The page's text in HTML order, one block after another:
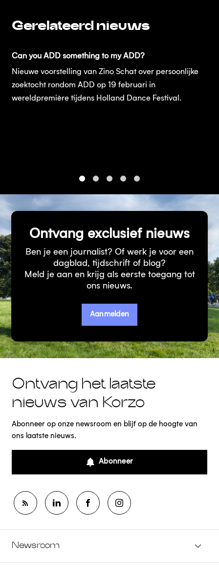
Gerelateerd nieuws
Can you ADD something to my ADD?
Nieuwe voorstelling van Zino Schat over persoonlijke
zoektocht rondom ADD op 19 februari in
wereldpremière tijdens Holland Dance Festival.
Ontvang exclusief nieuws
Ben je een journalist? Of werk je voor een
dagblad, tijdschrift of blog?
Meld je aan en krijg als eerste toegang tot
ons nieuws.
Aanmelden
Ontvang het laatste
nieuws van Korzo
Abonneer op onze newsroom en blijf op de hoogte van
ons laatste nieuws.
Abonneer
Newsroom